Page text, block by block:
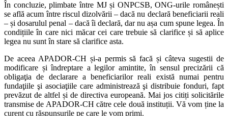
În concluzie, plimbate între MJ și ONPCSB, ONG-urile românești
se află acum între riscul dizolvării – dacă nu declară beneficiarii reali
– și dosarulul penal – dacă îi declară, dar nu așa cum spune legea. În
condițiile în care nici măcar cei care trebuie să clarifice și să aplice
legea nu sunt în stare să clarifice asta.
De aceea APADOR-CH și-a permis să facă și câteva sugestii de
modificare și îndreptare a legilor amintite, în sensul precizării că
obligaţia de declarare a beneficiarilor reali există numai pentru
fundaţiile şi asociaţiile care administrează şi distribuie fonduri, fapt
prevăzut de altfel și de directiva europeană. Mai jos citiți solicitările
transmise de APADOR-CH către cele două instituții. Vă vom ține la
curent cu răspunsurile pe care le vom primi.